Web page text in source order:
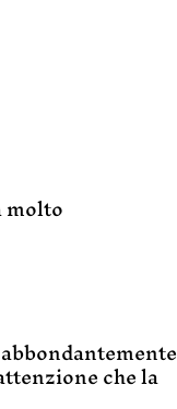
molto
che la